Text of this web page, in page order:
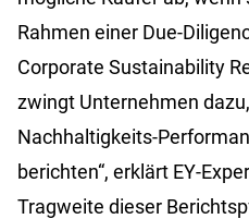
Rahmen einer Due-
Corporate Sustainability
zwingt Unternehmen
Nachhaltigkeits-
berichten“, erklärt EY-
Tragweite dieser